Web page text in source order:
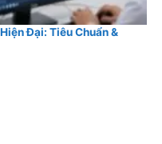
Đại: Tiêu Chuẩn &